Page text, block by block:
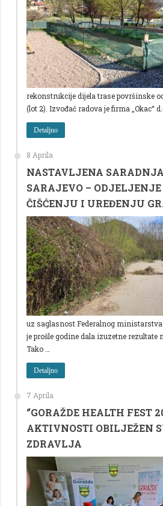
rekonstrukcije dijela trase površinske
(lot 2). Izvođač radova je firma „Okac“
Detaljno
8 Aprila
NASTAVLJENA
SARAJEVO –
ČIŠĆENJU I UREĐENJU
uz saglasnost Federalnog
je prošle godine dala izuzetne rezultate
Tako …
Detaljno
7 Aprila
‘’GORAŽDE HEALTH FEST
AKTIVNOSTI OBILJEŽEN
ZDRAVLJA